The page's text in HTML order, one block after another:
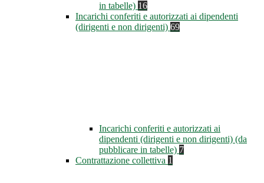
in tabelle) 16
Incarichi conferiti e autorizzati ai dipendenti
(dirigenti e non dirigenti) 69
Incarichi conferiti e autorizzati ai
dipendenti (dirigenti e non dirigenti) (da
pubblicare in tabelle) 7
Contrattazione collettiva 1